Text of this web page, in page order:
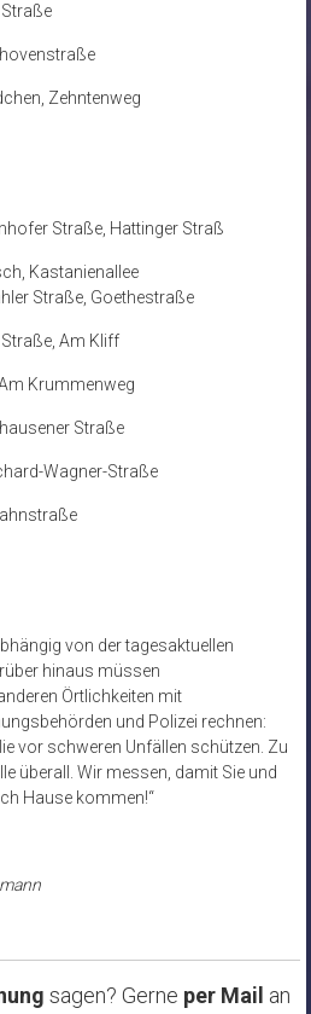
Zehntenweg
Straße, Hattinger Straß
Kastanienallee
Straße, Goethestraße
Am Kliff
Krummenweg
Straße
Wagner-Straße
von der tagesaktuellen
hinaus müssen
Örtlichkeiten mit
und Polizei rechnen:
vor schweren Unfällen schützen. Zu
überall. Wir messen, damit Sie und
Hause kommen!“
sagen? Gerne per Mail an